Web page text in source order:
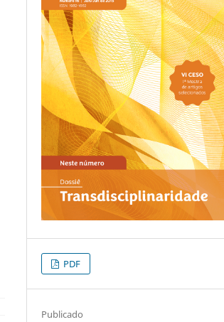
PDF
Publicado